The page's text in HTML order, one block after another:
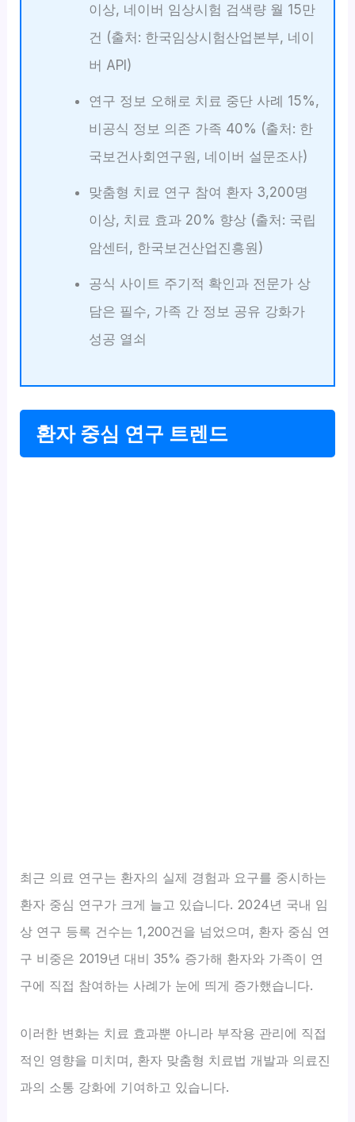
이상, 네이버 임상시험 검색량 월 15만
건 (출처: 한국임상시험산업본부, 네이
버 API)
연구 정보 오해로 치료 중단 사례 15%,
비공식 정보 의존 가족 40% (출처: 한
국보건사회연구원, 네이버 설문조사)
맞춤형 치료 연구 참여 환자 3,200명
이상, 치료 효과 20% 향상 (출처: 국립
암센터, 한국보건산업진흥원)
공식 사이트 주기적 확인과 전문가 상
담은 필수, 가족 간 정보 공유 강화가
성공 열쇠
환자 중심 연구 트렌드
최근 의료 연구는 환자의 실제 경험과 요구를 중시하는
환자 중심 연구가 크게 늘고 있습니다. 2024년 국내 임
상 연구 등록 건수는 1,200건을 넘었으며, 환자 중심 연
구 비중은 2019년 대비 35% 증가해 환자와 가족이 연
구에 직접 참여하는 사례가 눈에 띄게 증가했습니다.
이러한 변화는 치료 효과뿐 아니라 부작용 관리에 직접
적인 영향을 미치며, 환자 맞춤형 치료법 개발과 의료진
과의 소통 강화에 기여하고 있습니다.